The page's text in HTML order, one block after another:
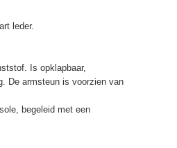
leder.
Is opklapbaar,
De armsteun is voorzien van
begeleid met een